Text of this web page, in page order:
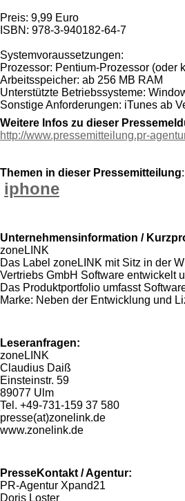
Preis: 9,99 Euro
ISBN: 978-3-940182-64-7
Systemvoraussetzungen:
Prozessor: Pentium-Prozessor (oder
Arbeitsspeicher: ab 256 MB RAM
Unterstützte Betriebssysteme:
Sonstige Anforderungen: iTunes ab
Weitere Infos zu dieser
http://www.pressemitteilung.pr-
Themen in dieser Pressemitteilung:
iphone
Unternehmensinformation /
zoneLINK
Das Label zoneLINK mit Sitz in der
Vertriebs GmbH Software entwickelt
Das Produktportfolio umfasst
Marke: Neben der Entwicklung und
Leseranfragen:
zoneLINK
Claudius Daiß
Einsteinstr. 59
89077 Ulm
Tel. +49-731-159 37 580
presse(at)zonelink.de
www.zonelink.de
PresseKontakt / Agentur:
PR-Agentur Xpand21
Doris Loster